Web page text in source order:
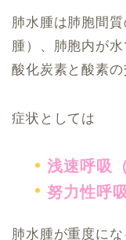
肺水腫は肺胞間
腫）、肺胞内が
酸化炭素と酸素の
症状としては
浅速呼吸
努力性呼
肺水腫が重度に